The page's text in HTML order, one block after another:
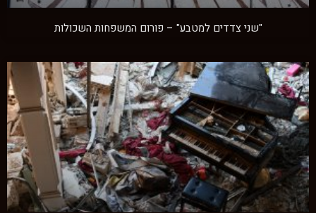
"שני צדדים למטבע" – פורום המשפחות השכולות